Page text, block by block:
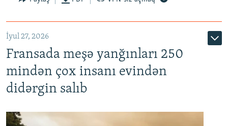
İyul 27, 2026
Fransada meşə yanğınları 250
mindən çox insanı evindən
didərgin salıb